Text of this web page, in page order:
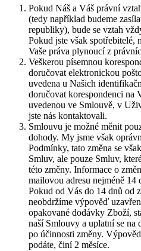
Pokud Náš a Váš právní
(tedy například budeme
republiky), bude se vztah
Pokud jste však spotřebitelé,
Vaše práva plynoucí z
Veškerou písemnou
doručovat elektronickou
uvedena u Našich
doručovat korespondenci na
uvedenou ve Smlouvě, v
jste nás kontaktovali.
Smlouvu je možné měnit
dohody. My jsme však
Podmínky, tato změna se
Smluv, ale pouze Smluv,
této změny. Informace o
mailovou adresu nejméně 14
Pokud od Vás do 14 dnů od
neobdržíme výpověď
opakované dodávky Zboží,
naší Smlouvy a uplatní se
po účinnosti změny.
podáte, činí 2 měsíce.